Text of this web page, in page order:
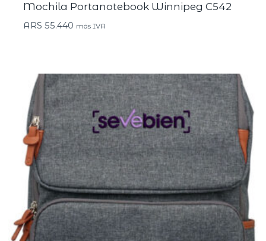
Mochila Portanotebook Winnipeg C542
ARS 55.440 más IVA